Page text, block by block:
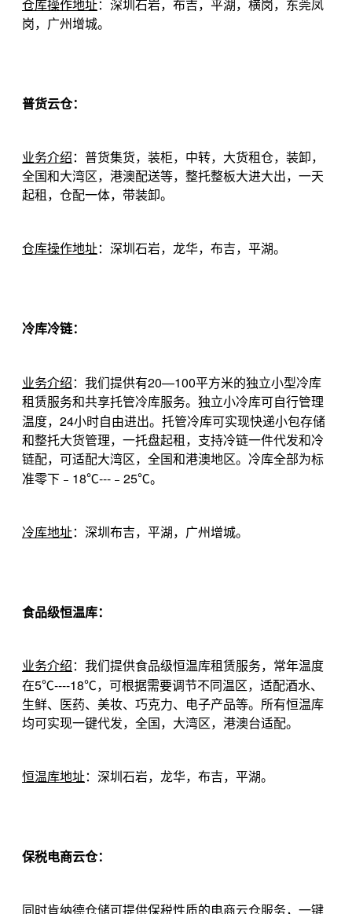
仓库操作地址：深圳石岩，布吉，平湖，横岗，东莞凤
岗，广州增城。
普货云仓：
业务介绍 ：普货集货，装柜，中转，大货租仓，装卸，
全国和大湾区，港澳配送等，整托整板大进大出，一天
起租，仓配一体，带装卸。
仓库操作地址：深圳石岩，龙华，布吉，平湖。
冷库冷链：
业务介绍 ：我们提供有20—100平方米的独立小型冷库
租赁服务和共享托管冷库服务。独立小冷库可自行管理
温度， 24小时自由进出。托管冷库可实现快递小包存储
和整托大货管理，一托盘起租，支持冷链一件代发和冷
链配，可适配大湾区，全国和港澳地区。冷库全部为标
准零下﹣ 18℃---﹣ 25℃。
冷库地址：深圳布吉，平湖，广州增城。
食品级恒温库：
业务介绍 ：我们提供食品级恒温库租赁服务，常年温度
在5℃----18℃，可根据需要调节不同温区，适配酒水、
生鲜、医药、美妆、巧克力、电子产品等。所有恒温库
均可实现一键代发，全国，大湾区，港澳台适配。
恒温库地址：深圳石岩，龙华，布吉，平湖。
保税电商云仓：
同时肯纳德仓储可提供保税性质的电商云仓服务，一键